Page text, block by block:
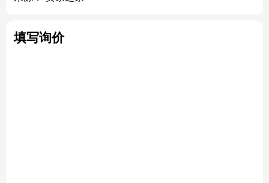
填写询价